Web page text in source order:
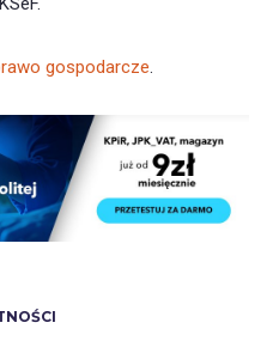
gospodarcze.